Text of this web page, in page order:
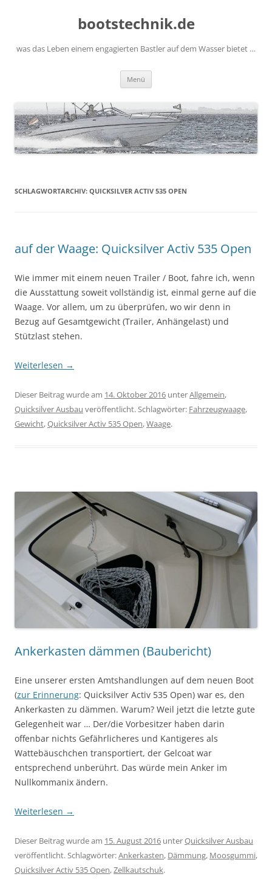
bootstechnik.de
was das Leben einem engagierten Bastler auf dem Wasser bietet …
Menü
SCHLAGWORTARCHIV: QUICKSILVER ACTIV 535 OPEN
auf der Waage: Quicksilver Activ 535 Open
Wie immer mit einem neuen Trailer / Boot, fahre ich, wenn
die Ausstattung soweit vollständig ist, einmal gerne auf die
Waage. Vor allem, um zu überprüfen, wo wir denn in
Bezug auf Gesamtgewicht (Trailer, Anhängelast) und
Stützlast stehen.
Weiterlesen →
Dieser Beitrag wurde am 14. Oktober 2016 unterAllgemein,
Quicksilver Ausbau veröffentlicht. Schlagwörter: Fahrzeugwaage,
Gewicht,Quicksilver Activ 535 Open,Waage.
Ankerkasten dämmen (Baubericht)
Eine unserer ersten Amtshandlungen auf dem neuen Boot
(zur Erinnerung: Quicksilver Activ 535 Open) war es, den
Ankerkasten zu dämmen. Warum? Weil jetzt die letzte gute
Gelegenheit war … Der/die Vorbesitzer haben darin
offenbar nichts Gefährlicheres und Kantigeres als
Wattebäuschchen transportiert, der Gelcoat war
entsprechend unberührt. Das würde mein Anker im
Nullkommanix ändern.
Weiterlesen →
Dieser Beitrag wurde am 15. August 2016 unterQuicksilver Ausbau
veröffentlicht. Schlagwörter:Ankerkasten, Dämmung, Moosgummi,
Quicksilver Activ 535 Open,Zellkautschuk.